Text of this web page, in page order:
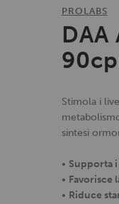
PROLABS
Stimola i
sintesi
• Supporta
• Favorisce
• Riduce